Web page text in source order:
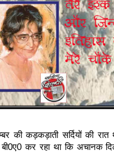
की कड़कड़ाती सर्दियों की रात
कर रहा था कि अचानक